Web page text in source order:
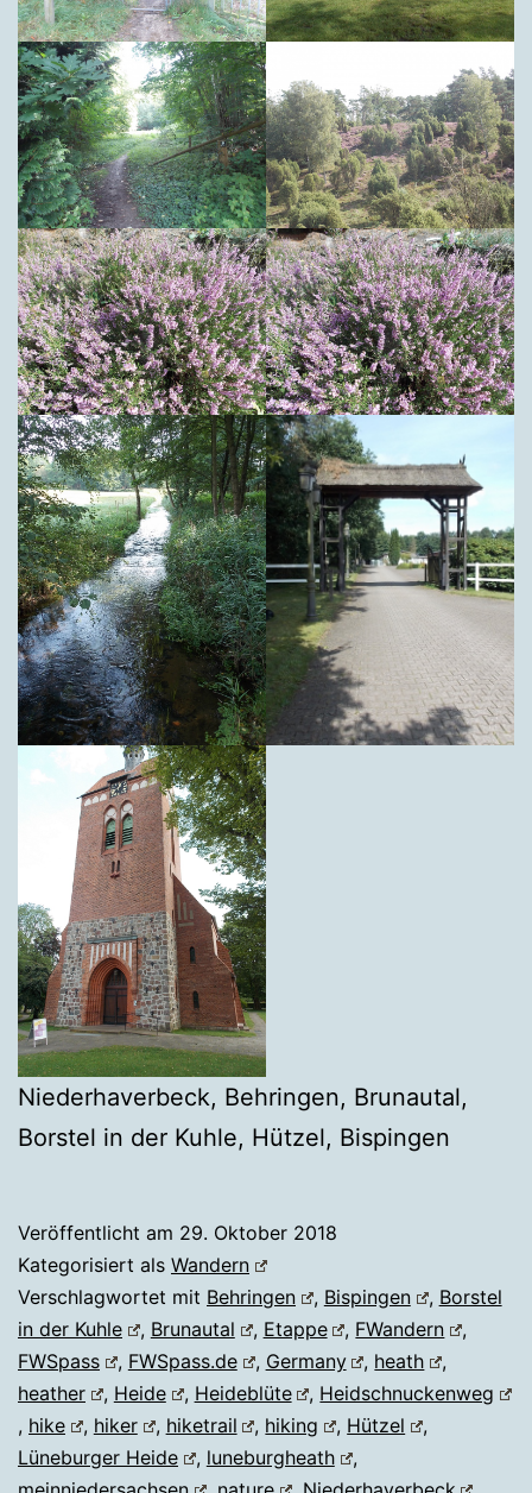
Niederhaverbeck, Behringen, Brunautal,
Borstel in der Kuhle, Hützel, Bispingen
Veröffentlicht am 29. Oktober 2018
Kategorisiert als Wandern
Verschlagwortet mit Behringen , Bispingen , Borstel
in der Kuhle
, Brunautal , Etappe , FWandern
,
FWSpass
, FWSpass.de , Germany , heath
,
heather
, Heide , Heideblüte , Heidschnuckenweg
, hike , hiker , hiketrail , hiking , Hützel
,
Lüneburger Heide
, luneburgheath
,